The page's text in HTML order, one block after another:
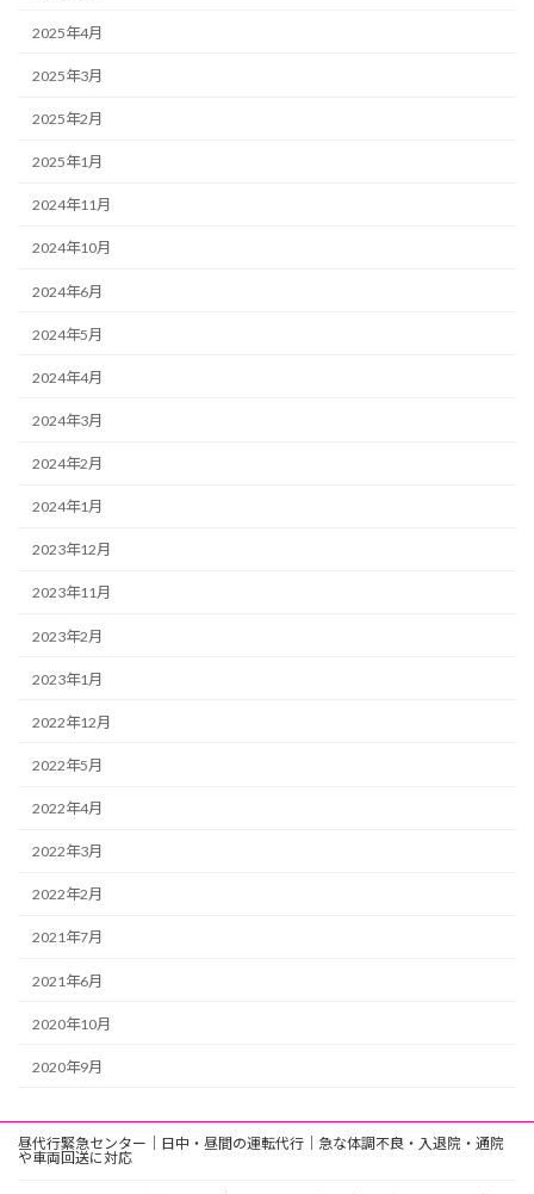
2025年4月
2025年3月
2025年2月
2025年1月
2024年11月
2024年10月
2024年6月
2024年5月
2024年4月
2024年3月
2024年2月
2024年1月
2023年12月
2023年11月
2023年2月
2023年1月
2022年12月
2022年5月
2022年4月
2022年3月
2022年2月
2021年7月
2021年6月
2020年10月
2020年9月
昼代行緊急センター｜日中・昼間の運転代行｜急な体調不良・入退院・通院
や車両回送に対応